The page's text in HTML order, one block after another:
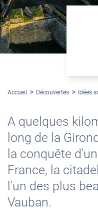
Accueil Découvertes Idées
A quelques
long de la
la conquête
France, la
l'un des plus
Vauban.